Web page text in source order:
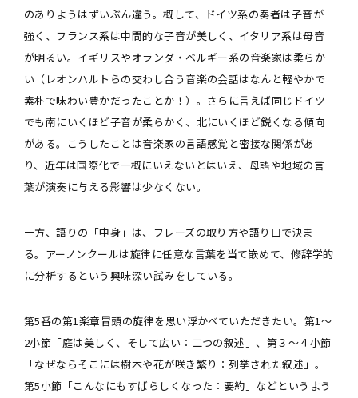
のありようはずいぶん違う。概して、ドイツ系の奏者は子音が
強く、フランス系は中間的な子音が美しく、イタリア系は母音
が明るい。イギリスやオランダ・ベルギー系の音楽家は柔らか
い（レオンハルトらの交わし合う音楽の会話はなんと軽やかで
素朴で味わい豊かだったことか！）。さらに言えば同じドイツ
でも南にいくほど子音が柔らかく、北にいくほど鋭くなる傾向
がある。こうしたことは音楽家の言語感覚と密接な関係があ
り、近年は国際化で一概にいえないとはいえ、母語や地域の言
葉が演奏に与える影響は少なくない。
一方、語りの「中身」は、フレーズの取り方や語り口で決ま
る。アーノンクールは旋律に任意な言葉を当て嵌めて、修辞学的
に分析するという興味深い試みをしている。
第5番の第1楽章冒頭の旋律を思い浮かべていただきたい。第1～
2小節「庭は美しく、そして広い：二つの叙述」、第３～４小節
「なぜならそこには樹木や花が咲き繁り：列挙された叙述」。
第5小節「こんなにもすばらしくなった：要約」などというよう